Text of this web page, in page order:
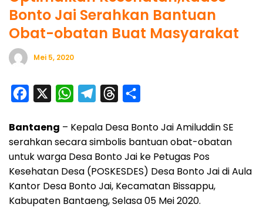
Bonto Jai Serahkan Bantuan
Obat-obatan Buat Masyarakat
Mei 5, 2020
c
e
b
o
o
W
a
t
s
A
p
l
e
g
a
r
e
a
d
s
a
r
e
Bantaeng – Kepala Desa Bonto Jai Amiluddin SE
serahkan secara simbolis bantuan obat-obatan
untuk warga Desa Bonto Jai ke Petugas Pos
Kesehatan Desa (POSKESDES) Desa Bonto Jai di Aula
Kantor Desa Bonto Jai, Kecamatan Bissappu,
Kabupaten Bantaeng, Selasa 05 Mei 2020.